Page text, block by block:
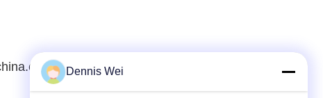
adresini ziyaret edin.
Dennis Wei